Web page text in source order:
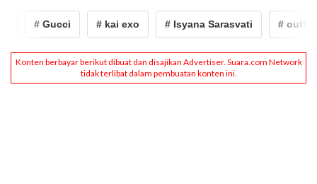
# Gucci # kai exo # Isyana Sarasvati # outfit